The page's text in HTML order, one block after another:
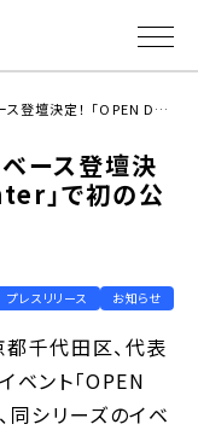
Google, 顧客時間, ユーザベース登壇決定！ 「OPEN DX 2022 Winter」で初の公開収録を開催
ース登壇決
」で初の公
プレスリリース お知らせ
都千代田区、代表
ベント「OPEN
シリーズのイベ